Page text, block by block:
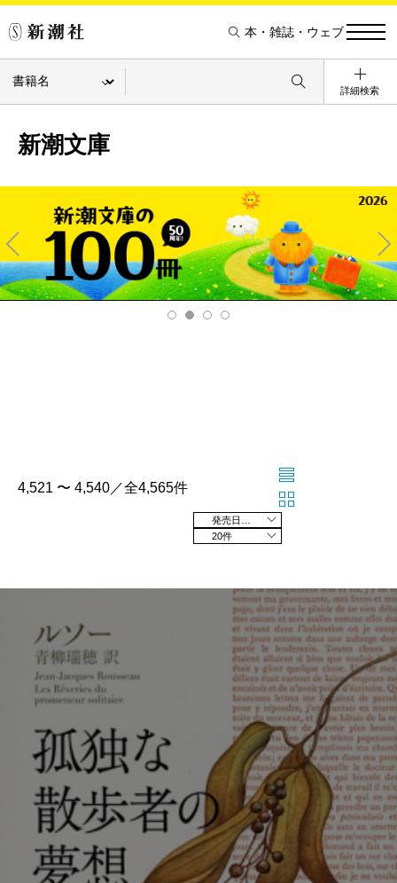
本・雑誌・ウェブ
詳細検索
新潮文庫
Pre
v
Ne
xt
4,521 〜 4,540／全4,565件
20件